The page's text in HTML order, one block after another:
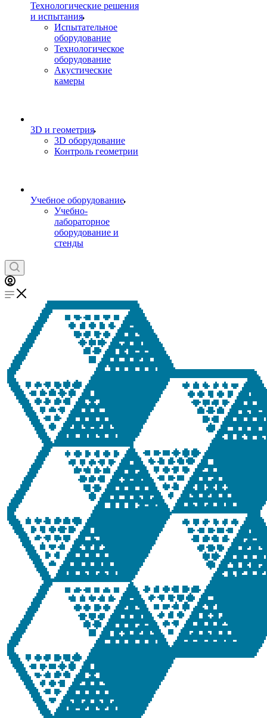
Технологические решения
и испытания
Испытательное
оборудование
Технологическое
оборудование
Акустические
камеры
3D и геометрия
3D оборудование
Контроль геометрии
Учебное оборудование
Учебно-
лабораторное
оборудование и
стенды